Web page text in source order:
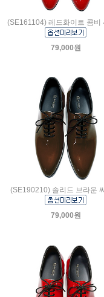
(SE161104) 레드화이트 콤비
79,000원
(SE190210) 솔리드 브라운
79,000원